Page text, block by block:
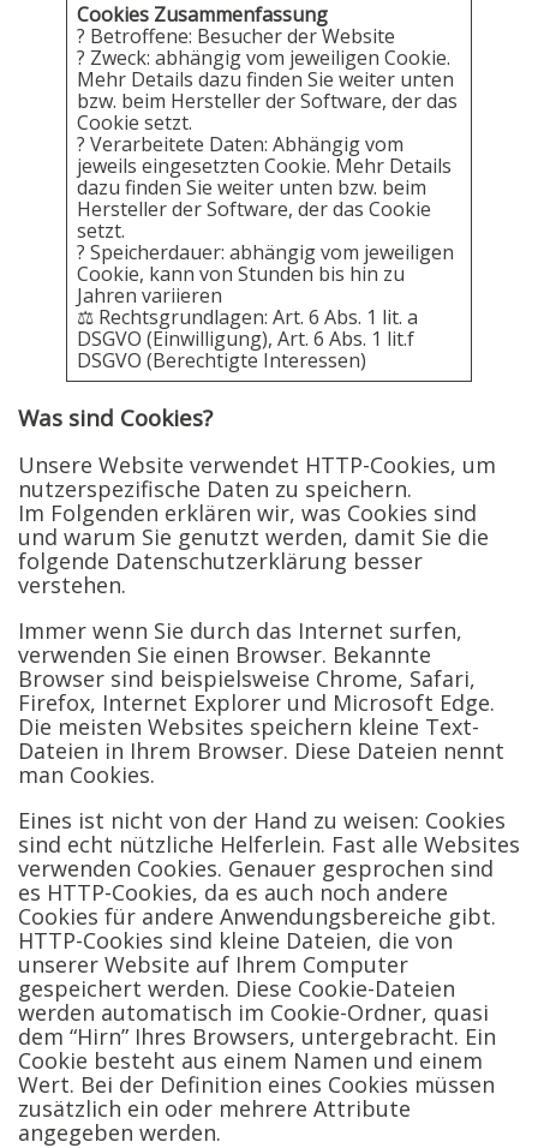
Cookies Zusammenfassung
? Betroffene: Besucher der Website
? Zweck: abhängig vom jeweiligen Cookie.
Mehr Details dazu finden Sie weiter unten
bzw. beim Hersteller der Software, der das
Cookie setzt.
? Verarbeitete Daten: Abhängig vom
jeweils eingesetzten Cookie. Mehr Details
dazu finden Sie weiter unten bzw. beim
Hersteller der Software, der das Cookie
setzt.
? Speicherdauer: abhängig vom jeweiligen
Cookie, kann von Stunden bis hin zu
Jahren variieren
⚖️ Rechtsgrundlagen: Art. 6 Abs. 1 lit. a
DSGVO (Einwilligung), Art. 6 Abs. 1 lit.f
DSGVO (Berechtigte Interessen)
Was sind Cookies?
Unsere Website verwendet HTTP-Cookies, um
nutzerspezifische Daten zu speichern.
Im Folgenden erklären wir, was Cookies sind
und warum Sie genutzt werden, damit Sie die
folgende Datenschutzerklärung besser
verstehen.
Immer wenn Sie durch das Internet surfen,
verwenden Sie einen Browser. Bekannte
Browser sind beispielsweise Chrome, Safari,
Firefox, Internet Explorer und Microsoft Edge.
Die meisten Websites speichern kleine Text-
Dateien in Ihrem Browser. Diese Dateien nennt
man Cookies.
Eines ist nicht von der Hand zu weisen: Cookies
sind echt nützliche Helferlein. Fast alle Websites
verwenden Cookies. Genauer gesprochen sind
es HTTP-Cookies, da es auch noch andere
Cookies für andere Anwendungsbereiche gibt.
HTTP-Cookies sind kleine Dateien, die von
unserer Website auf Ihrem Computer
gespeichert werden. Diese Cookie-Dateien
werden automatisch im Cookie-Ordner, quasi
dem “Hirn” Ihres Browsers, untergebracht. Ein
Cookie besteht aus einem Namen und einem
Wert. Bei der Definition eines Cookies müssen
zusätzlich ein oder mehrere Attribute
angegeben werden.